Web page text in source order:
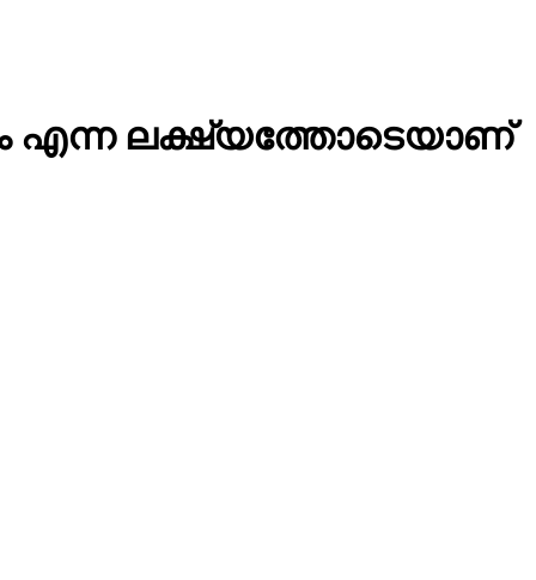
എന്ന ലക്ഷ്യത്തോടെയാണ്